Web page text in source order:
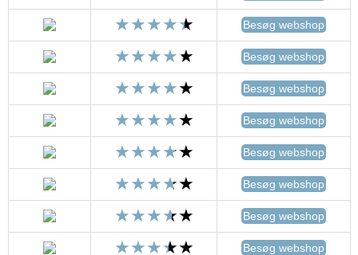
Besøg webshop
Besøg webshop
Besøg webshop
Besøg webshop
Besøg webshop
Besøg webshop
Besøg webshop
Besøg webshop